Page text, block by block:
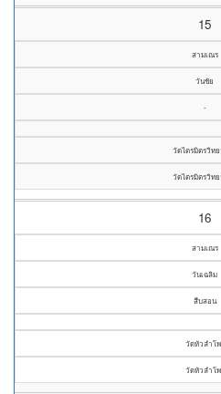
15
สามเณร
วันชัย
-
วัดไตรมิตรวิท
วัดไตรมิตรวิท
16
สามเณร
วันเฉลิม
สืบสอน
วัดหัวลำโ
วัดหัวลำโ